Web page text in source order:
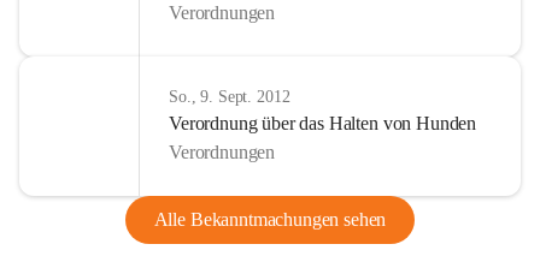
Verordnungen
So., 9. Sept. 2012
Verordnung über das Halten von Hunden
Verordnungen
Alle Bekanntmachungen sehen